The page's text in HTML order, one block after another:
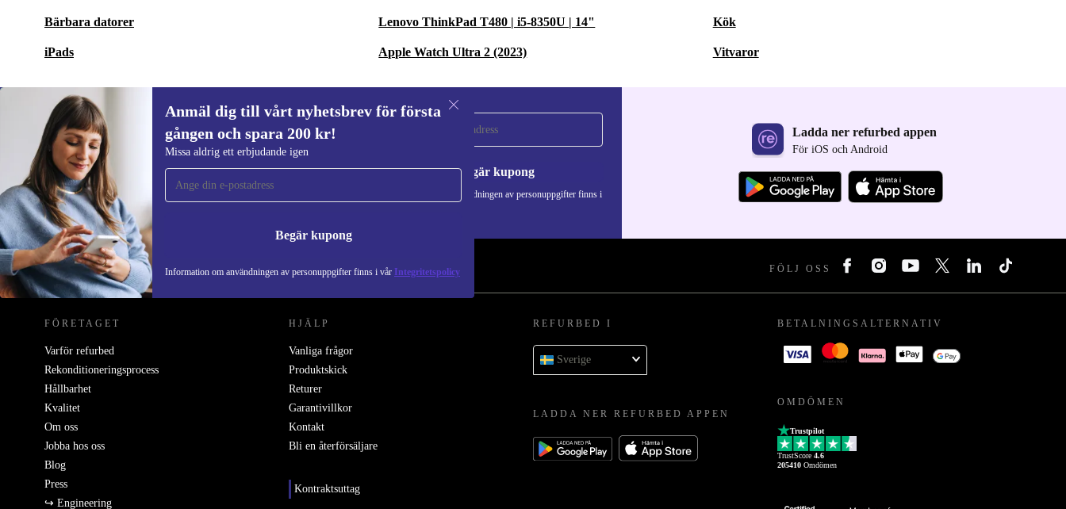
Bärbara datorer
iPads
Lenovo ThinkPad T480 | i5-8350U | 14"
Apple Watch Ultra 2 (2023)
Kök
Vitvaror
Anmäl dig till vårt nyhetsbrev för första
gången och spara 200 kr!
Missa aldrig ett erbjudande igen
Begär kupong
Information om användningen av personuppgifter finns i vår Integritetspolicy
Anmäl dig till vårt nyhetsbrev för första
gången och spara 200 kr!
Missa aldrig ett erbjudande igen.
Begär kupong
Information om användningen av personuppgifter finns i
Ladda ner refurbed appen
För iOS och Android
REFURBED SVERIGE - RETHINK NEW. FÖLJ OSS
FÖRETAGET
Varför refurbed
Rekonditioneringsprocess
Hållbarhet
Kvalitet
Om oss
Jobba hos oss
Blog
Press
↪ Engineering
HJÄLP
Vanliga frågor
Produktskick
Returer
Garantivillkor
Kontakt
Bli en återförsäljare
Kontraktsuttag
REFURBED I
Sverige
LADDA NER REFURBED APPEN
BETALNINGSALTERNATIV
OMDÖMEN
Trustpilot
TrustScore 4.6
205410 Omdömen